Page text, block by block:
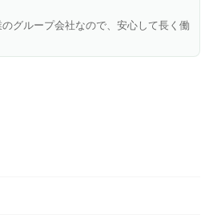
グループ会社なので、安心して長く働